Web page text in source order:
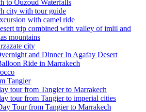
to Ouzoud Waterfalls
city with tour guide
with camel ride
trip combined with valley of imlil and
mountains
city
and Dinner In Agafay Desert
Ride in Marrakech
Tangier
tour from Tangier to Marrakech
tour from Tangier to imperial cities
Tour from Tangier to Marrakech